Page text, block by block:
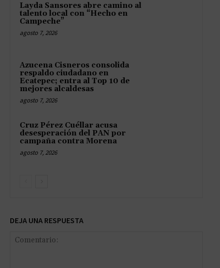
Layda Sansores abre camino al
talento local con “Hecho en
Campeche”
agosto 7, 2026
Azucena Cisneros consolida
respaldo ciudadano en
Ecatepec; entra al Top 10 de
mejores alcaldesas
agosto 7, 2026
Cruz Pérez Cuéllar acusa
desesperación del PAN por
campaña contra Morena
agosto 7, 2026
DEJA UNA RESPUESTA